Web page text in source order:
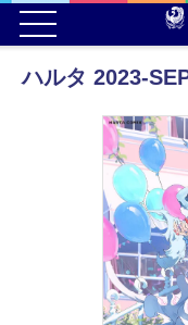
ハルタ 2023-